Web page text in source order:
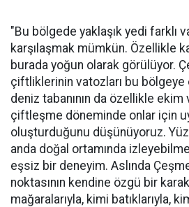
"Bu bölgede yaklaşık yedi farklı
karşılaşmak mümkün. Özellikle
burada yoğun olarak görülüyor.
çiftliklerinin vatozları bu
deniz tabanının da özellikle ekim
çiftleşme döneminde onlar için
oluşturduğunu düşünüyoruz.
anda doğal ortamında
eşsiz bir deneyim. Aslında
noktasının kendine özgü bir
mağaralarıyla, kimi batıklarıyla,